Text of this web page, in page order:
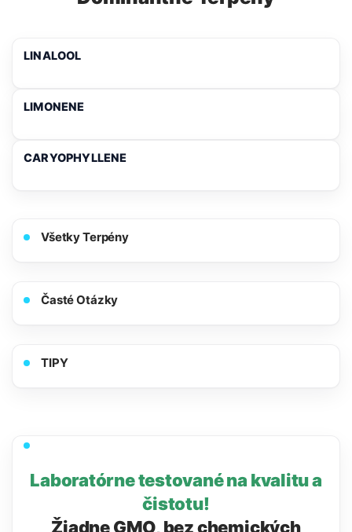
LINALOOL
LIMONENE
CARYOPHYLLENE
Všetky Terpény
Časté Otázky
TIPY
Laboratórne testované na kvalitu a
čistotu!
Žiadne GMO, bez chemických